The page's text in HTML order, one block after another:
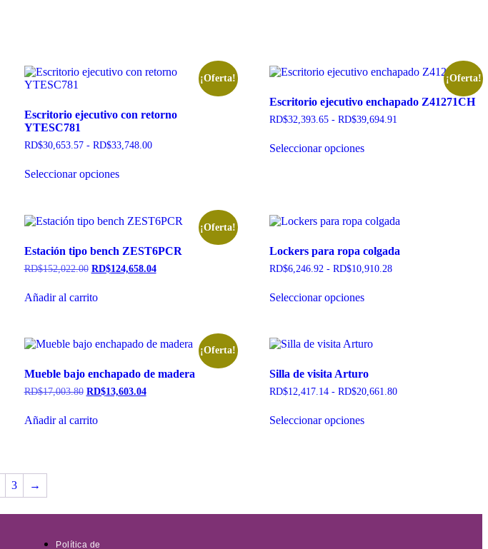
¡Oferta!
Escritorio ejecutivo con retorno
YTESC781
RD$30,653.57 - RD$33,748.00
Seleccionar opciones
¡Oferta!
Escritorio ejecutivo enchapado Z41271CH
RD$32,393.65 - RD$39,694.91
Seleccionar opciones
¡Oferta!
Estación tipo bench ZEST6PCR
RD$152,022.00 RD$124,658.04
Añadir al carrito
Lockers para ropa colgada
RD$6,246.92 - RD$10,910.28
Seleccionar opciones
¡Oferta!
Mueble bajo enchapado de madera
RD$17,003.80 RD$13,603.04
Añadir al carrito
Silla de visita Arturo
RD$12,417.14 - RD$20,661.80
Seleccionar opciones
3 →
Política de